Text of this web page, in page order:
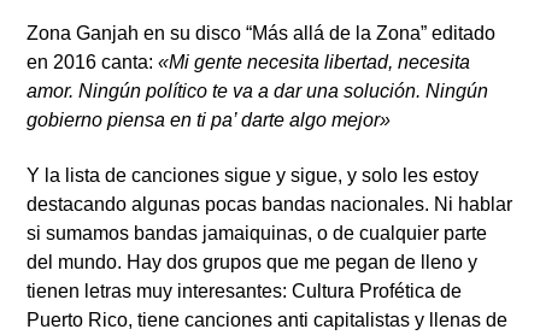
Zona Ganjahen su disco “Más allá de la Zona” editado
en 2016 canta:«Mi gente necesita libertad, necesita
amor. Ningún político te va a dar una solución. Ningún
gobierno piensa en ti pa’ darte algo mejor»
Y la lista de canciones sigue y sigue, y solo les estoy
destacando algunas pocas bandas nacionales. Ni hablar
si sumamos bandas jamaiquinas, o de cualquier parte
del mundo. Hay dos grupos que me pegan de lleno y
tienen letras muy interesantes:Cultura Profética de
Puerto Rico, tiene canciones anti capitalistas y llenas de